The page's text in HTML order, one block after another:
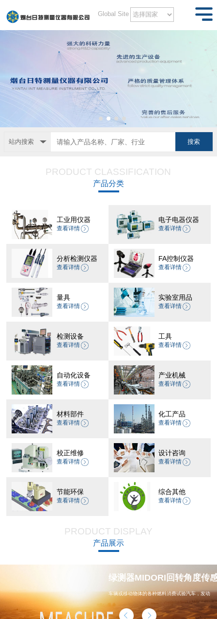
Global Site
站内搜索
PRODUCT CLASSIFICATION
产品分类
工业用仪器
查看详情
电子电器仪器
查看详情
分析检测仪器
查看详情
FA控制仪器
查看详情
量具
查看详情
实验室用品
查看详情
检测设备
查看详情
工具
查看详情
自动化设备
查看详情
产业机械
查看详情
材料部件
查看详情
化工产品
查看详情
校正维修
查看详情
设计咨询
查看详情
节能环保
查看详情
综合其他
查看详情
PRODUCT DISPLAY
产品展示
绿测器MIDORI回转角度传
车辆或移动物体的各种燃料消费试验汽车，发动
机，汽车配件，能源